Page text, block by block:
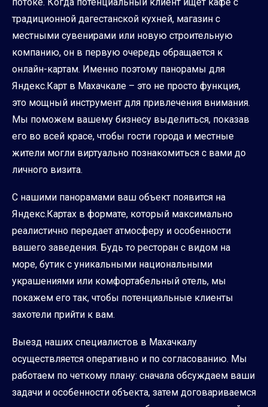
традиционной дагестанской кухней, магазин с
местными сувенирами или новую строительную
компанию, он в первую очередь обращается к
онлайн-картам. Именно поэтому панорамы для
Яндекс.Карт в Махачкале – это не просто функция,
это мощный инструмент для привлечения внимания.
Мы поможем вашему бизнесу выделиться, показав
его во всей красе, чтобы гости города и местные
жители могли виртуально познакомиться с вами до
личного визита.
С нашими панорамами ваш объект появится на
Яндекс.Картах в формате, который максимально
реалистично передает атмосферу и особенности
вашего заведения. Будь то ресторан с видом на
море, бутик с уникальными национальными
украшениями или комфортабельный отель, мы
покажем его так, чтобы потенциальные клиенты
захотели прийти к вам.
Выезд наших специалистов в Махачкалу
осуществляется оперативно и по согласованию. Мы
работаем по четкому плану: сначала обсуждаем ваши
задачи и особенности объекта, затем договариваемся